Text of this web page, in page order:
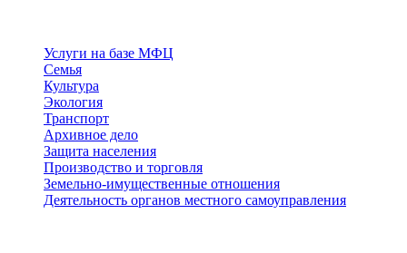
Услуги на базе МФЦ
Семья
Культура
Экология
Транспорт
Архивное дело
Защита населения
Производство и торговля
Земельно-имущественные отношения
Деятельность органов местного самоуправления